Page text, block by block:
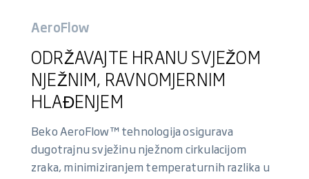
AeroFlow
ODRŽAVAJTE HRANU SVJEŽOM
NJEŽNIM, RAVNOMJERNIM
HLAĐENJEM
Beko AeroFlow™ tehnologija osigurava
dugotrajnu svježinu nježnom cirkulacijom
zraka, minimiziranjem temperaturnih razlika u